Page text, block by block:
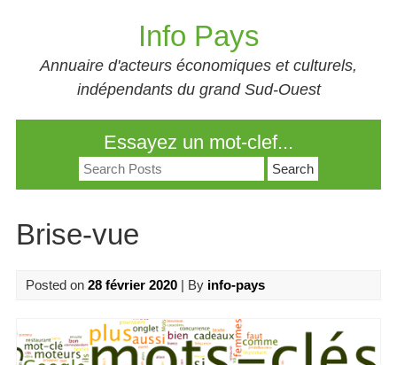
Info Pays
Annuaire d'acteurs économiques et culturels,
indépendants du grand Sud-Ouest
Essayez un mot-clef...
Search
for:
Brise-vue
Posted on 28 février 2020| By info-pays